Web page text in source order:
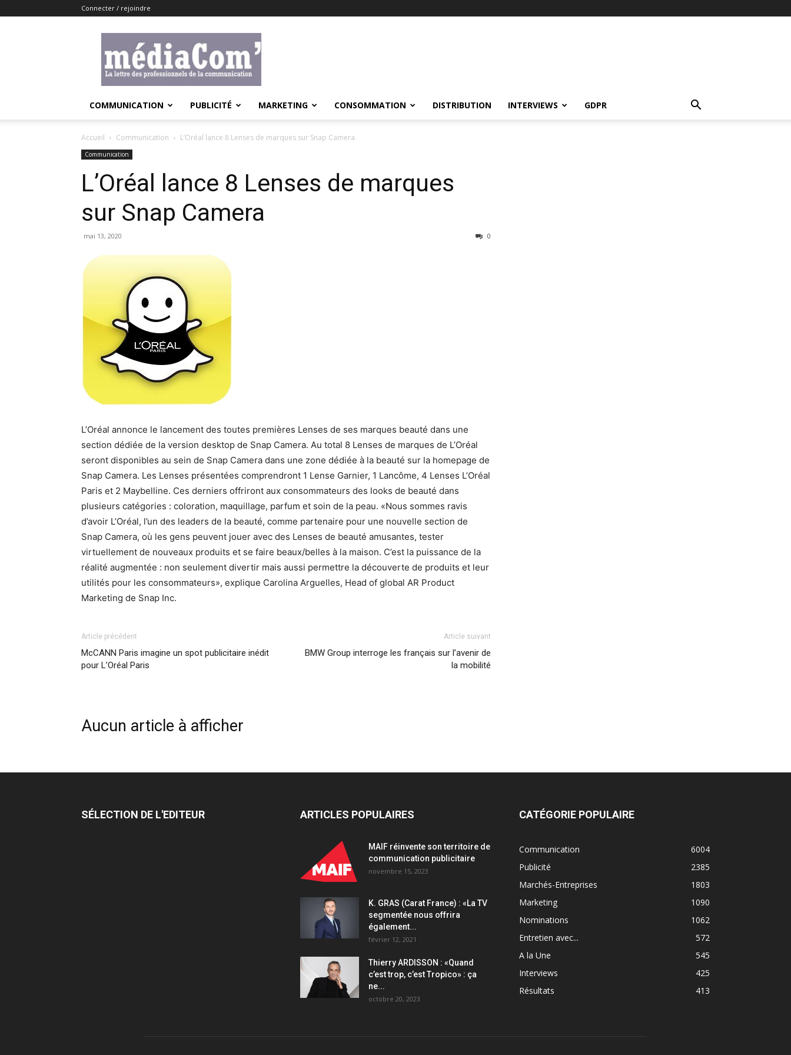
Connecter / rejoindre
COMMUNICATION PUBLICITÉ MARKETING CONSOMMATION DISTRIBUTION INTERVIEWS GDPR
Accueil Communication L’Oréal lance 8 Lenses de marques sur Snap Camera
Communication
L’Oréal lance 8 Lenses de marques
sur Snap Camera
mai 13, 2020 0
L’Oréal annonce le lancement des toutes premières Lenses de ses marques beauté dans une
section dédiée de la version desktop de Snap Camera. Au total 8 Lenses de marques de L’Oréal
seront disponibles au sein de Snap Camera dans une zone dédiée à la beauté sur la homepage de
Snap Camera. Les Lenses présentées comprendront 1 Lense Garnier, 1 Lancôme, 4 Lenses L’Oréal
Paris et 2 Maybelline. Ces derniers offriront aux consommateurs des looks de beauté dans
plusieurs catégories : coloration, maquillage, parfum et soin de la peau. «Nous sommes ravis
d’avoir L’Oréal, l’un des leaders de la beauté, comme partenaire pour une nouvelle section de
Snap Camera, où les gens peuvent jouer avec des Lenses de beauté amusantes, tester
virtuellement de nouveaux produits et se faire beaux/belles à la maison. C’est la puissance de la
réalité augmentée : non seulement divertir mais aussi permettre la découverte de produits et leur
utilités pour les consommateurs», explique Carolina Arguelles, Head of global AR Product
Marketing de Snap Inc.
Article précédent
McCANN Paris imagine un spot publicitaire inédit
pour L’Oréal Paris
Article suivant
BMW Group interroge les français sur l’avenir de
la mobilité
Aucun article à afficher
SÉLECTION DE L'EDITEUR ARTICLES POPULAIRES
MAIF réinvente son territoire de
communication publicitaire
novembre 15, 2023
K. GRAS (Carat France) : «La TV
segmentée nous offrira
également...
février 12, 2021
Thierry ARDISSON : «Quand
c’est trop, c’est Tropico» : ça
ne...
octobre 20, 2023
CATÉGORIE POPULAIRE
Communication
6004
Publicité
2385
Marchés-Entreprises
1803
Marketing
1090
Nominations
1062
Entretien avec...
572
A la Une
545
Interviews
425
Résultats
413